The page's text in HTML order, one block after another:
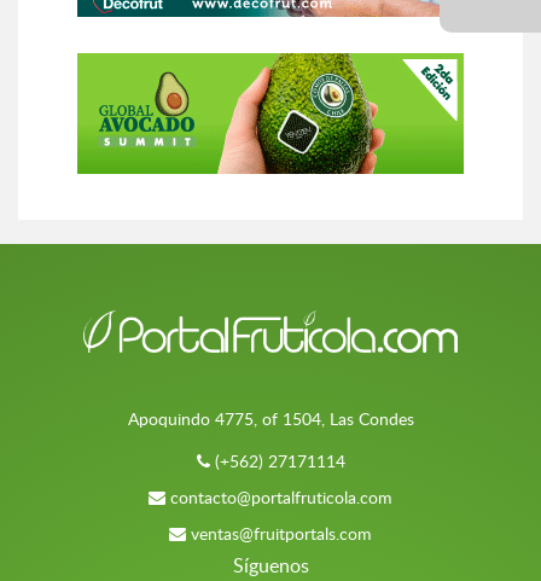
Apoquindo 4775, of 1504, Las Condes
(+562) 27171114
contacto@portalfruticola.com
ventas@fruitportals.com
Síguenos